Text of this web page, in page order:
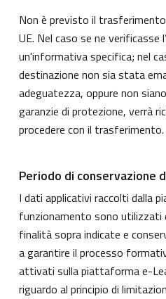
Non è previsto il
UE. Nel caso se ne verificasse
un'informativa specifica; nel
destinazione non sia stata
adeguatezza, oppure non
garanzie di protezione, verrà
procedere con il trasferimento.
Periodo di conservazione
I dati applicativi raccolti dalla
funzionamento sono utilizzati
finalità sopra indicate e
a garantire il processo
attivati sulla piattaforma e-
riguardo al principio di